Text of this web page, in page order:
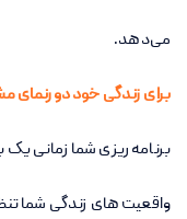
می‌دهد.
برای زندگی خود دورنمای
برنامه ریزی شما زمانی
واقعیت های زندگی شما